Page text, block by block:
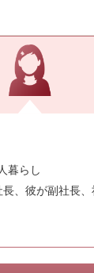
暮らし
、彼が副社長